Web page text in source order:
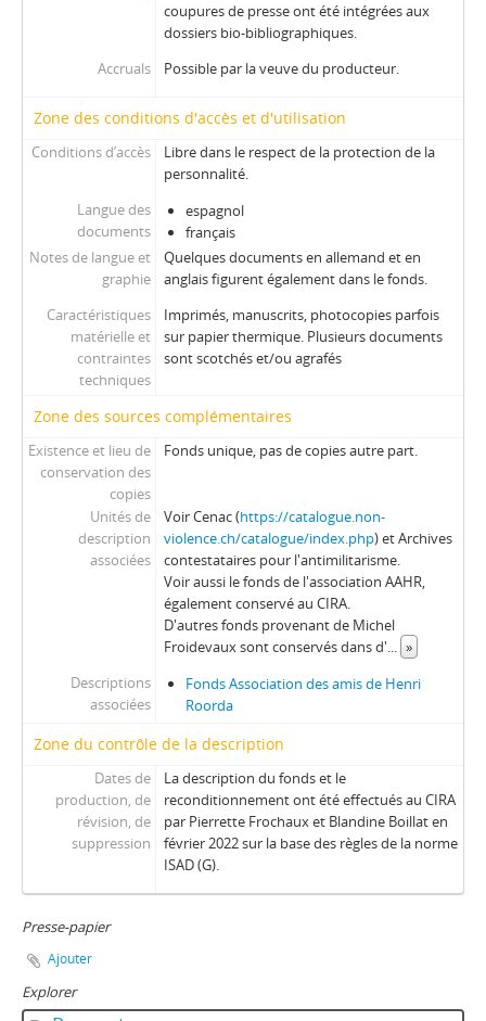
coupures de presse ont été intégrées aux
dossiers bio-bibliographiques.
Accruals
Possible par la veuve du producteur.
Zone des conditions d'accès et d'utilisation
Conditions d’accès
Libre dans le respect de la protection de la
personnalité.
Langue des
documents
espagnol
français
Notes de langue et
graphie
Quelques documents en allemand et en
anglais figurent également dans le fonds.
Caractéristiques
matérielle et
contraintes
techniques
Imprimés, manuscrits, photocopies parfois
sur papier thermique. Plusieurs documents
sont scotchés et/ou agrafés
Zone des sources complémentaires
Existence et lieu de
conservation des
copies
Fonds unique, pas de copies autre part.
Unités de
description
associées
Voir Cenac (https://catalogue.non-
violence.ch/catalogue/index.php) et Archives
contestataires pour l'antimilitarisme.
Voir aussi le fonds de l'association AAHR,
également conservé au CIRA.
D'autres fonds provenant de Michel
Froidevaux sont conservés dans d'... »
Descriptions
associées
Fonds Association des amis de Henri
Roorda
Zone du contrôle de la description
Dates de
production, de
révision, de
suppression
La description du fonds et le
reconditionnement ont été effectués au CIRA
par Pierrette Frochaux et Blandine Boillat en
février 2022 sur la base des règles de la norme
ISAD (G).
Presse-papier
Ajouter
Explorer